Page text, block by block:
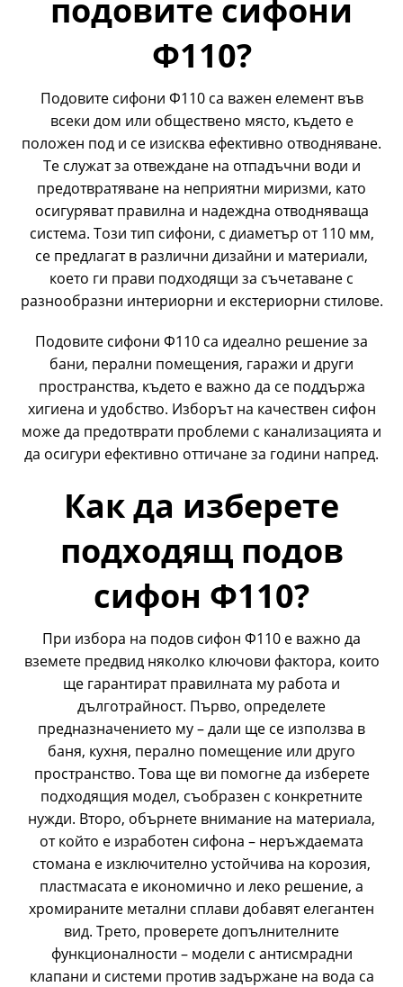
подовите сифони
Ф110?
Подовите сифони Ф110 са важен елемент във
всеки дом или обществено място, където е
положен под и се изисква ефективно отводняване.
Те служат за отвеждане на отпадъчни води и
предотвратяване на неприятни миризми, като
осигуряват правилна и надеждна отводняваща
система. Този тип сифони, с диаметър от 110 мм,
се предлагат в различни дизайни и материали,
което ги прави подходящи за съчетаване с
разнообразни интериорни и екстериорни стилове.
Подовите сифони Ф110 са идеално решение за
бани, перални помещения, гаражи и други
пространства, където е важно да се поддържа
хигиена и удобство. Изборът на качествен сифон
може да предотврати проблеми с канализацията и
да осигури ефективно оттичане за години напред.
Как да изберете
подходящ подов
сифон Ф110?
При избора на подов сифон Ф110 е важно да
вземете предвид няколко ключови фактора, които
ще гарантират правилната му работа и
дълготрайност. Първо, определете
предназначението му – дали ще се използва в
баня, кухня, перално помещение или друго
пространство. Това ще ви помогне да изберете
подходящия модел, съобразен с конкретните
нужди. Второ, обърнете внимание на материала,
от който е изработен сифона – неръждаемата
стомана е изключително устойчива на корозия,
пластмасата е икономично и леко решение, а
хромираните метални сплави добавят елегантен
вид. Трето, проверете допълнителните
функционалности – модели с антисмрадни
клапани и системи против задържане на вода са